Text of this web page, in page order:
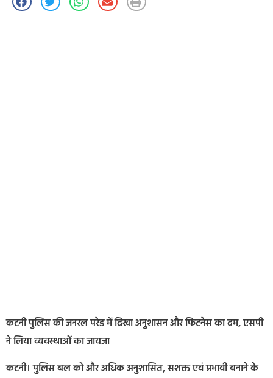
कटनी पुलिस की जनरल परेड में दिखा अनुशासन और फिटनेस का दम, एसपी
ने लिया व्यवस्थाओं का जायजा
कटनी। पुलिस बल को और अधिक अनुशासित, सशक्त एवं प्रभावी बनाने के